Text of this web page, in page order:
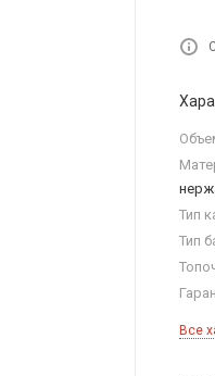
Тип
Тип
Все